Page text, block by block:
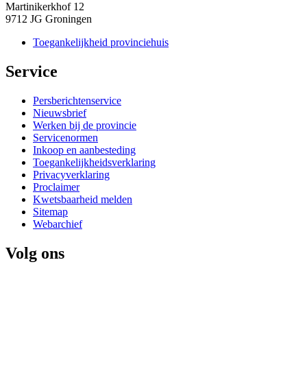
Martinikerkhof 12
9712 JG Groningen
Toegankelijkheid provinciehuis
Service
Persberichtenservice
Nieuwsbrief
Werken bij de provincie
Servicenormen
Inkoop en aanbesteding
Toegankelijkheidsverklaring
Privacyverklaring
Proclaimer
Kwetsbaarheid melden
Sitemap
Webarchief
Volg ons